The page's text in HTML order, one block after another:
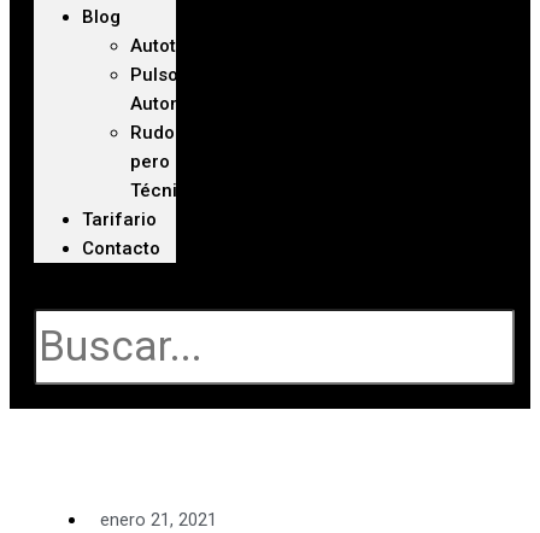
Blog
Autoteca
Pulso
Automotriz
Rudo
pero
Técnico
Tarifario
Contacto
enero 21, 2021